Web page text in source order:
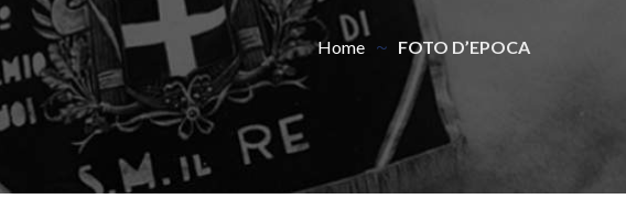
Home FOTO D’EPOCA